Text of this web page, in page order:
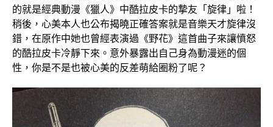
的就是經典動漫《獵人》中酷拉皮卡的摯友「旋律」啦！
稍後，心美本人也公布揭曉正確答案就是音樂天才旋律沒
錯，在原作中她也曾經表演過《野花》這首曲子來讓憤怒
的酷拉皮卡冷靜下來。意外暴露出自己身為動漫迷的個
性，你是不是也被心美的反差萌給圈粉了呢？